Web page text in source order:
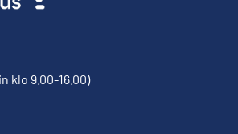
klo 9.00-16.00)